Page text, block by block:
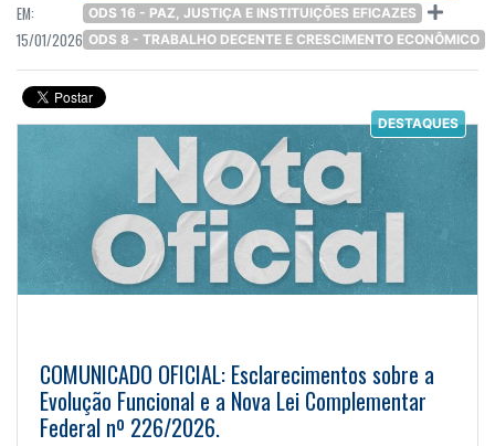
EM:
15/01/2026
ODS 16 - PAZ, JUSTIÇA E INSTITUIÇÕES EFICAZES
ODS 8 - TRABALHO DECENTE E CRESCIMENTO ECONÔMICO
DESTAQUES
COMUNICADO OFICIAL: Esclarecimentos sobre a
Evolução Funcional e a Nova Lei Complementar
Federal nº 226/2026.